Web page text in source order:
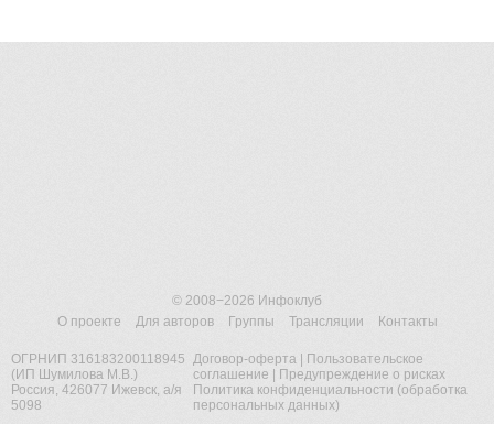
© 2008−2026 Инфоклуб
О проекте
Для авторов Группы Трансляции Контакты
ОГРНИП 316183200118945
(ИП Шумилова М.В.)
Россия, 426077 Ижевск, а/я
5098
Договор-оферта|
Пользовательское
соглашение
Предупреждение о рисках
Политика конфиденциальности (обработка
персональных данных)